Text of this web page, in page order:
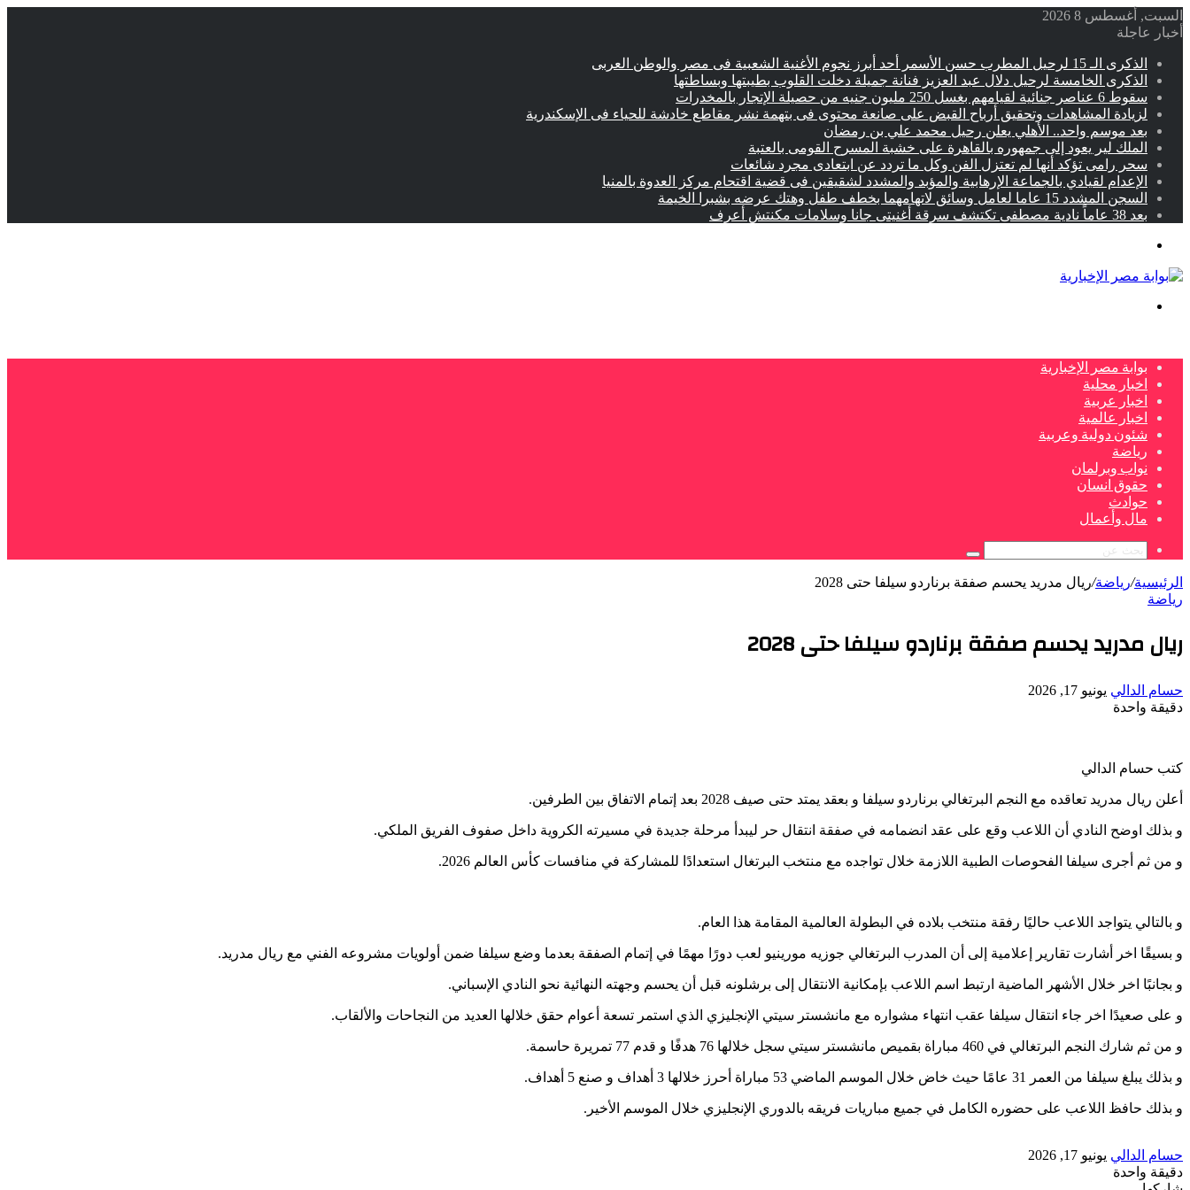
السبت, أغسطس 8 2026
أخبار عاجلة
الذكرى الـ 15 لرحيل المطرب حسن الأسمر أحد أبرز نجوم الأغنية الشعبية فى مصر والوطن العربى
الذكرى الخامسة لرحيل دلال عبد العزيز فنانة جميلة دخلت القلوب بطيبتها وبساطتها
سقوط 6 عناصر جنائية لقيامهم بغسل 250 مليون جنيه من حصيلة الإتجار بالمخدرات
لزيادة المشاهدات وتحقيق أرباح القبض على صانعة محتوى فى بتهمة نشر مقاطع خادشة للحياء فى الإسكندرية
بعد موسم واحد.. الأهلي يعلن رحيل محمد علي بن رمضان
الملك لير يعود إلى جمهوره بالقاهرة على خشبة المسرح القومى بالعتبة
سحر رامى تؤكد أنها لم تعتزل الفن وكل ما تردد عن ابتعادى مجرد شائعات
الإعدام لقيادي بالجماعة الإرهابية والمؤبد والمشدد لشقيقين فى قضية اقتحام مركز العدوة بالمنيا
السجن المشدد 15 عاما لعامل وسائق لاتهامهما بخطف طفل وهتك عرضه بشبرا الخيمة
بعد 38 عاماً نادية مصطفى تكتشف سرقة أغنيتى جانا وسلامات مكنتش أعرف
بوابة مصر الإخبارية
اخبار محلية
اخبار عربية
اخبار عالمية
شئون دولية وعربية
رياضة
نواب وبرلمان
حقوق انسان
حوادث
مال وأعمال
بحث
الرئيسية/رياضة/ريال مدريد يحسم صفقة برناردو سيلفا حتى 2028
رياضة
ريال مدريد يحسم صفقة برناردو سيلفا حتى 2028
حسام الدالي أرسل
يونيو 17, 2026
دقيقة واحدة
كتب حسام الدالي
أعلن ريال مدريد تعاقده مع النجم البرتغالي برناردو سيلفا و بعقد يمتد حتى صيف 2028 بعد إتمام الاتفاق بين الطرفين.
و بذلك اوضح النادي أن اللاعب وقع على عقد انضمامه في صفقة انتقال حر ليبدأ مرحلة جديدة في مسيرته الكروية داخل صفوف الفريق الملكي.
و من ثم أجرى سيلفا الفحوصات الطبية اللازمة خلال تواجده مع منتخب البرتغال استعدادًا للمشاركة في منافسات كأس العالم 2026.
و بالتالي يتواجد اللاعب حاليًا رفقة منتخب بلاده في البطولة العالمية المقامة هذا العام.
و بسيقًا اخر أشارت تقارير إعلامية إلى أن المدرب البرتغالي جوزيه مورينيو لعب دورًا مهمًا في إتمام الصفقة بعدما وضع سيلفا ضمن أولويات مشروعه الفني مع ريال مدريد.
و بجانبًا اخر خلال الأشهر الماضية ارتبط اسم اللاعب بإمكانية الانتقال إلى برشلونه قبل أن يحسم وجهته النهائية نحو النادي الإسباني.
و على صعيدًا اخر جاء انتقال سيلفا عقب انتهاء مشواره مع مانشستر سيتي الإنجليزي الذي استمر تسعة أعوام حقق خلالها العديد من النجاحات والألقاب.
و من ثم شارك النجم البرتغالي في 460 مباراة بقميص مانشستر سيتي سجل خلالها 76 هدفًا و قدم 77 تمريرة حاسمة.
و بذلك يبلغ سيلفا من العمر 31 عامًا حيث خاض خلال الموسم الماضي 53 مباراة أحرز خلالها 3 أهداف و صنع 5 أهداف.
و بذلك حافظ اللاعب على حضوره الكامل في جميع مباريات فريقه بالدوري الإنجليزي خلال الموسم الأخير.
حسام الدالي أرسل
يونيو 17, 2026
دقيقة واحدة
‫X
‫Pocket